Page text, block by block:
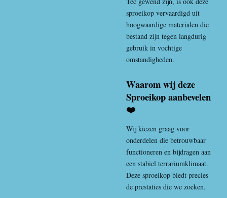
sproeikop vervaardigd uit
hoogwaardige materialen die
bestand zijn tegen langdurig
gebruik in vochtige
omstandigheden.
Waarom wij deze
Sproeikop aanbevelen
❤️
Wij kiezen graag voor
onderdelen die betrouwbaar
functioneren en bijdragen aan
een stabiel terrariumklimaat.
Deze sproeikop biedt precies
de prestaties die we zoeken.